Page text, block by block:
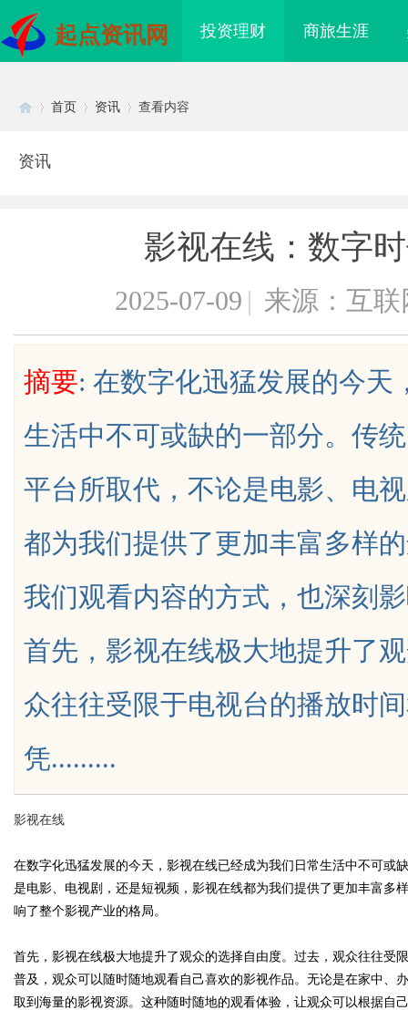
起点资讯网 投资理财 商旅生涯
uz
Bo
首页 资讯 查看内容
资讯
影视在线：数字
2025-07-09 | 来源：互联
摘要: 在数字化迅猛发展的今天
生活中不可或缺的一部分。传
平台所取代，不论是电影、电
都为我们提供了更加丰富多样
我们观看内容的方式，也深刻
首先，影视在线极大地提升了
众往往受限于电视台的播放时
凭.........
影视在线
在数字化迅猛发展的今天，影视在线已经成为我们日常生活中不可或
是电影、电视剧，还是短视频，影视在线都为我们提供了更加丰富多
响了整个影视产业的格局。
首先，影视在线极大地提升了观众的选择自由度。过去，观众往往受
普及，观众可以随时随地观看自己喜欢的影视作品。无论是在家中、
取到海量的影视资源。这种随时随地的观看体验，让观众可以根据自
公司董事长陈世超 代材料革命